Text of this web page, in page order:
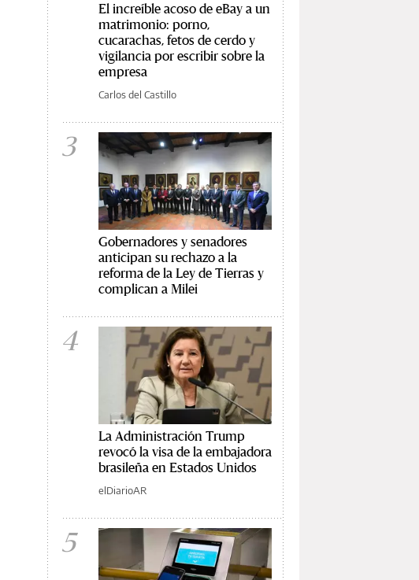
El increíble acoso de eBay a un
matrimonio: porno,
cucarachas, fetos de cerdo y
vigilancia por escribir sobre la
empresa
Carlos del Castillo
3
Gobernadores y senadores
anticipan su rechazo a la
reforma de la Ley de Tierras y
complican a Milei
4
La Administración Trump
revocó la visa de la embajadora
brasileña en Estados Unidos
elDiarioAR
5